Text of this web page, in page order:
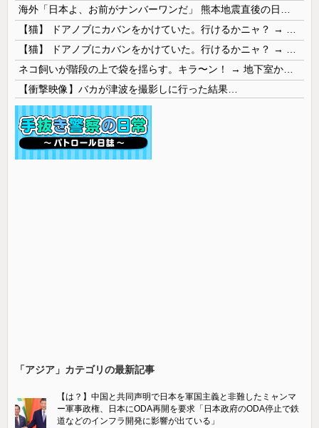
【衝撃映像】バカが津波を撮影しに行った結果…
「アジア」カテゴリの最新記事
【は？】中国と共同声明で日本を軍国主義と非難したミャンマ
ー軍事政権、日本にODA再開を要求「日本政府のODA停止で鉄
道などのインフラ開発に影響が出ている」